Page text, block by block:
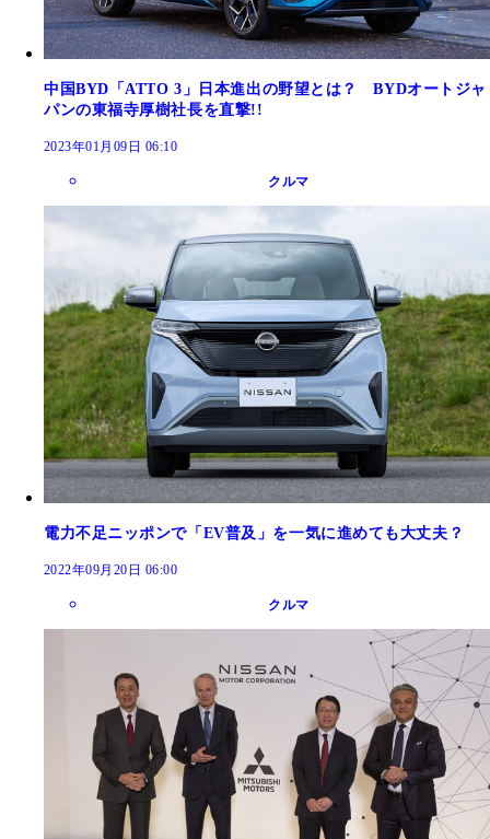
中国BYD「ATTO 3」日本進出の野望とは？ BYDオートジャ
パンの東福寺厚樹社長を直撃!!
2023年01月09日 06:10
クルマ
電力不足ニッポンで「EV普及」を一気に進めても大丈夫？
2022年09月20日 06:00
クルマ